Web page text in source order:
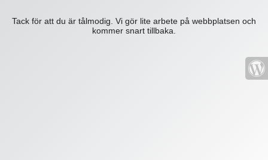
Tack för att du är tålmodig. Vi gör lite arbete på webbplatsen och
kommer snart tillbaka.